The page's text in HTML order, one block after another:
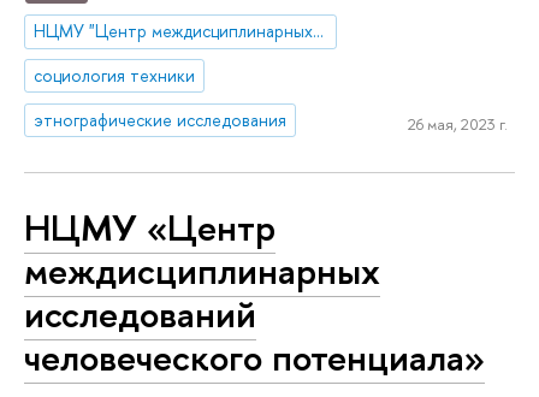
НЦМУ "Центр междисциплинарных исследований человеческого потенциала"
социология техники
этнографические исследования
26 мая, 2023 г.
НЦМУ «Центр
междисциплинарных
исследований
человеческого потенциала»